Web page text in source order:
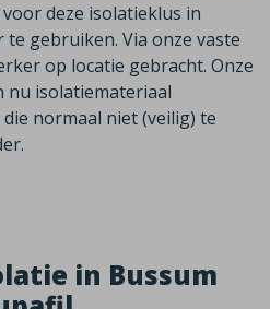
deze isolatieklus in
gebruiken. Via onze vaste
op locatie gebracht. Onze
isolatiemateriaal
normaal niet (veilig) te
in Bussum